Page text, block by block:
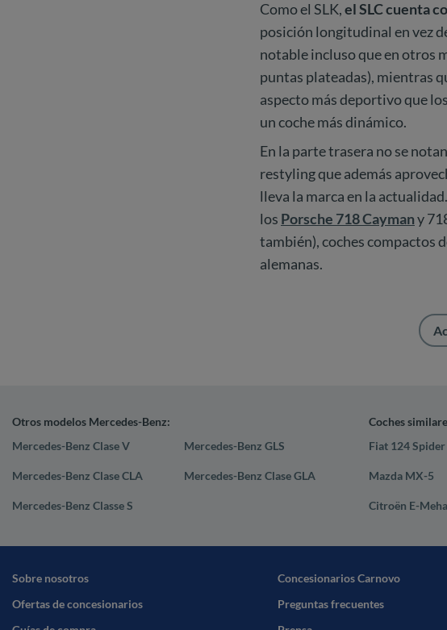
Como el SLK,el SLC cuenta
posición longitudinal en vez
notable incluso que en otros
puntas plateadas), mientras
aspecto más deportivo que
un coche más dinámico.
En la parte trasera no se
restyling que además
lleva la marca en la
los Porsche 718 Caymany
también), coches compactos
alemanas.
Otros modelos Mercedes-Benz:
Mercedes-Benz Clase V
Mercedes-Benz GLS
Mercedes-Benz Clase CLA Mercedes-Benz Clase GLA
Mercedes-Benz Classe S
Coches
Fiat 124 Spider
Mazda MX-5
Citroën E-
Sobre nosotros
Ofertas de concesionarios
Concesionarios Carnovo
Preguntas frecuentes